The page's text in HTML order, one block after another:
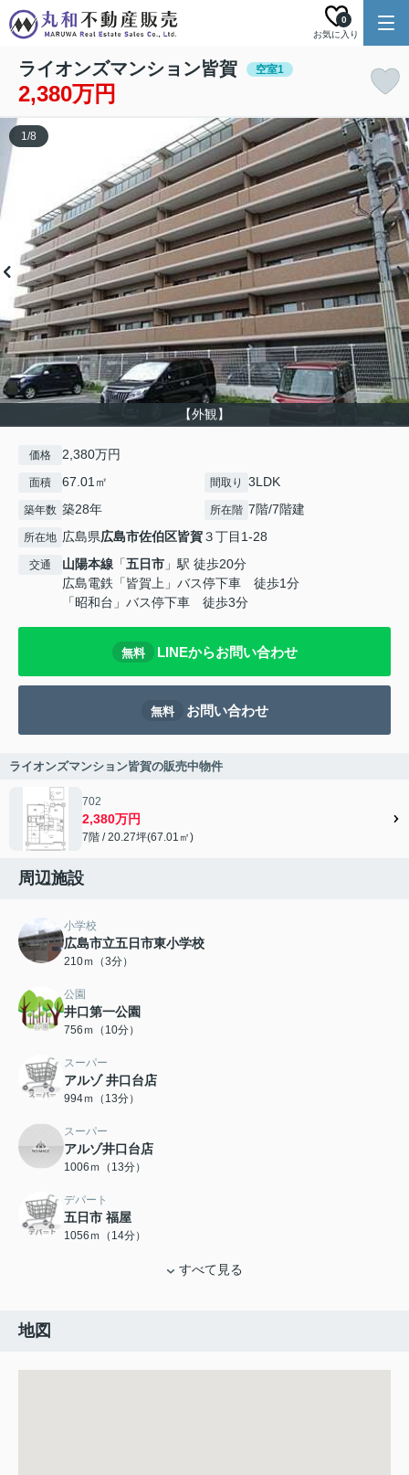
お気に入り
0
ライオンズマンション皆賀 空室1
2,380万円
【外観】
1/8
価格 2,380万円
面積 67.01㎡ 間取り 3LDK
築年数 築28年 所在階 7階/7階建
所在地 広島県広島市佐伯区皆賀３丁目1-28
交通 山陽本線 「五日市 」駅 徒歩20分
広島電鉄「皆賀上」バス停下車 徒歩1分
「昭和台」バス停下車 徒歩3分
無料 LINEからお問い合わせ
無料 お問い合わせ
ライオンズマンション皆賀の販売中物件
702
2,380万円
7階 / 20.27坪(67.01㎡)
周辺施設
小学校
広島市立五日市東小学校
210ｍ（3分）
公園
井口第一公園
756ｍ（10分）
スーパー
アルゾ 井口台店
994ｍ（13分）
スーパー
アルゾ井口台店
1006ｍ（13分）
デパート
五日市 福屋
1056ｍ（14分）
すべて見る
地図